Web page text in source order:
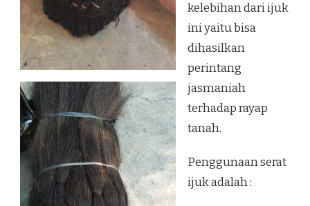
kelebihan dari ijuk
ini yaitu bisa
dihasilkan
perintang
jasmaniah
terhadap rayap
tanah.
Penggunaan serat
ijuk adalah :